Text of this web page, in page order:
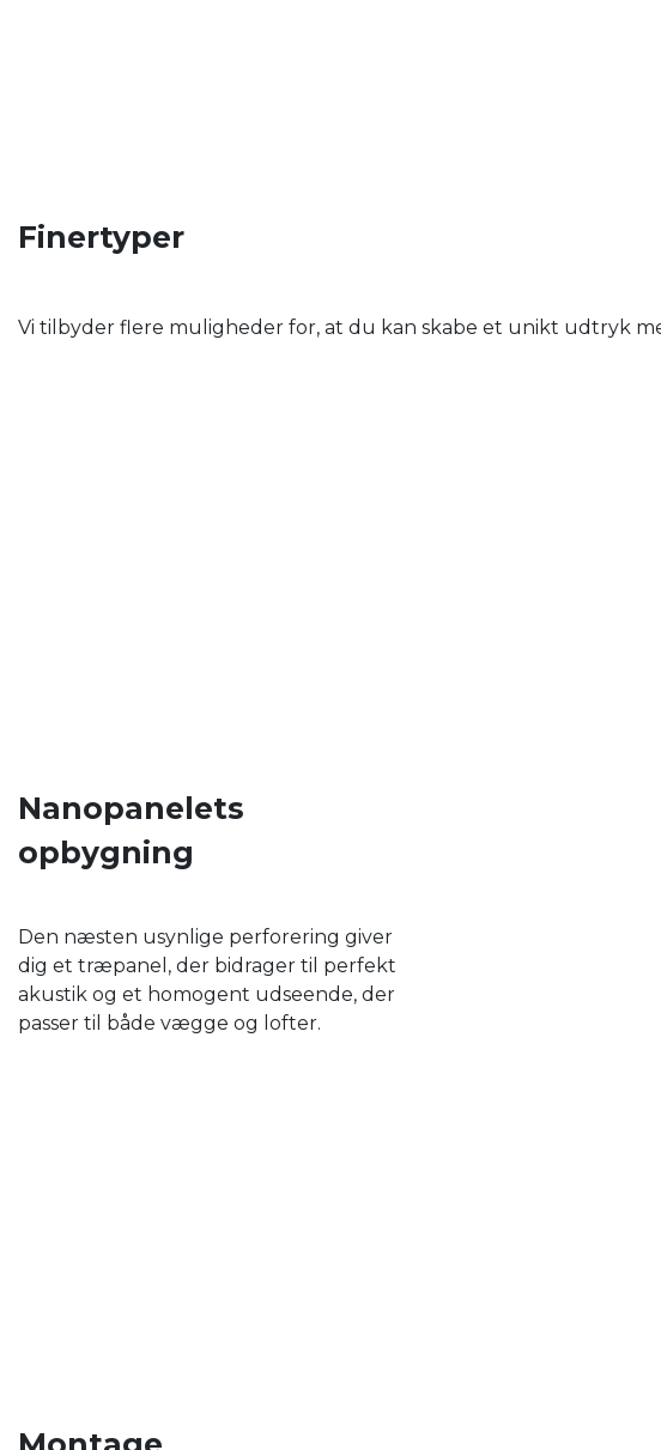
Finertyper
Vi tilbyder flere muligheder for, at du kan skabe et unikt udtryk
Nanopanelets
opbygning
Den næsten usynlige perforering giver
dig et træpanel, der bidrager til perfekt
akustik og et homogent udseende, der
passer til både vægge og lofter.